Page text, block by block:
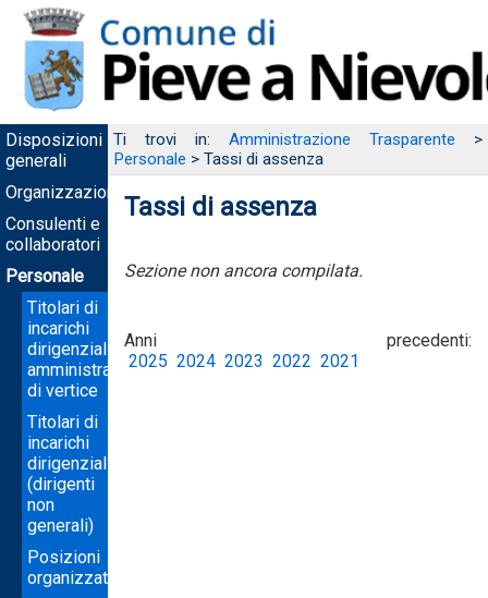
Disposizioni
generali
Organizzazione
Consulenti e
collaboratori
Personale
Titolari di
incarichi
dirigenziali
amministrativi
di vertice
Titolari di
incarichi
dirigenziali
(dirigenti
non
generali)
Posizioni
organizzative
Ti trovi in: Amministrazione Trasparente >
Personale > Tassi di assenza
Tassi di assenza
Sezione non ancora compilata.
Anni precedenti:
2025 2024 2023 2022 2021